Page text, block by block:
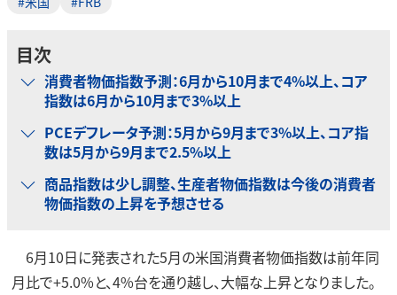
目次
消費者物価指数予測：6月から10月まで4%以上、コア
指数は6月から10月まで3%以上
PCEデフレータ予測：5月から9月まで3%以上、コア指
数は5月から9月まで2.5%以上
商品指数は少し調整、生産者物価指数は今後の消費者
物価指数の上昇を予想させる
6月10日に発表された5月の米国消費者物価指数は前年同
月比で+5.0%と、4%台を通り越し、大幅な上昇となりました。